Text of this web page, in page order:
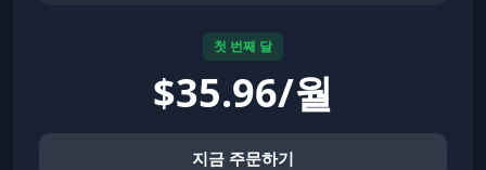
첫 번째 달
$35.96/월
지금 주문하기